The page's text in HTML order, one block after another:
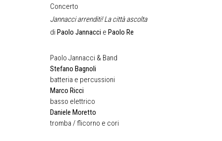
Concerto
Jannacci arrenditi! La città ascolta
diPaolo Jannacci ePaolo Re
Paolo Jannacci & Band
Stefano Bagnoli
batteria e percussioni
Marco Ricci
basso elettrico
Daniele Moretto
tromba / flicorno e cori